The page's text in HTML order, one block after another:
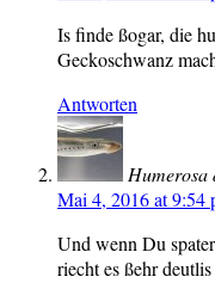
Is finde ßogar, die
Geckoschwanz
Antworten
Humerosa
Mai 4, 2016 at 9:54
Und wenn Du
riecht es ßehr